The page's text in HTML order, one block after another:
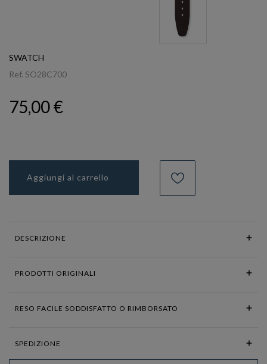
SWATCH
Ref. SO28C700
75,00 €
Aggiungi al carrello
DESCRIZIONE
PRODOTTI ORIGINALI
RESO FACILE SODDISFATTO O RIMBORSATO
SPEDIZIONE